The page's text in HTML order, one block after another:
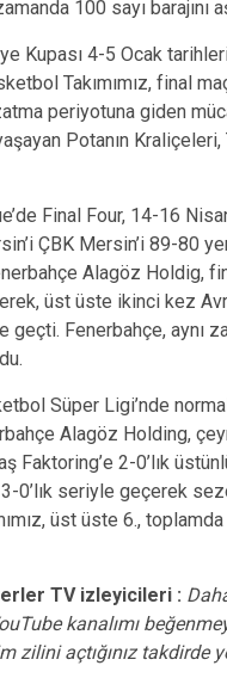
100 sayı barajını
Kupası 4-5 Ocak
Takımımız, final
periyotuna giden
Potanın Kraliçeleri,
Final Four, 14-16
ÇBK Mersin’i 89-80
Alagöz Holdig,
üst üste ikinci kez
geçti. Fenerbahçe, aynı
Süper Ligi’nde
Alagöz Holding,
Faktoring’e 2-0’lık
0’lık seriyle geçerek
üst üste 6.,
TV izleyicileri :
kanalımı
zilini açtığınız takdirde